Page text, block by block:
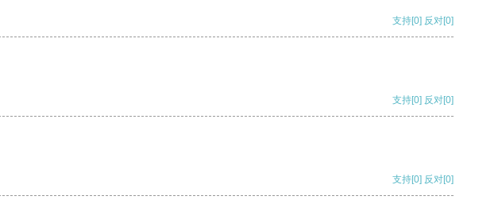
支持[0] 反对[0]
支持[0] 反对[0]
支持[0] 反对[0]